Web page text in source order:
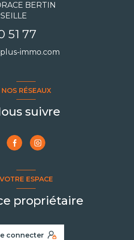
BERTIN
51 77
immo.com
NOS RÉSEAUX
suivre
VOTRE ESPACE
propriétaire
connecter